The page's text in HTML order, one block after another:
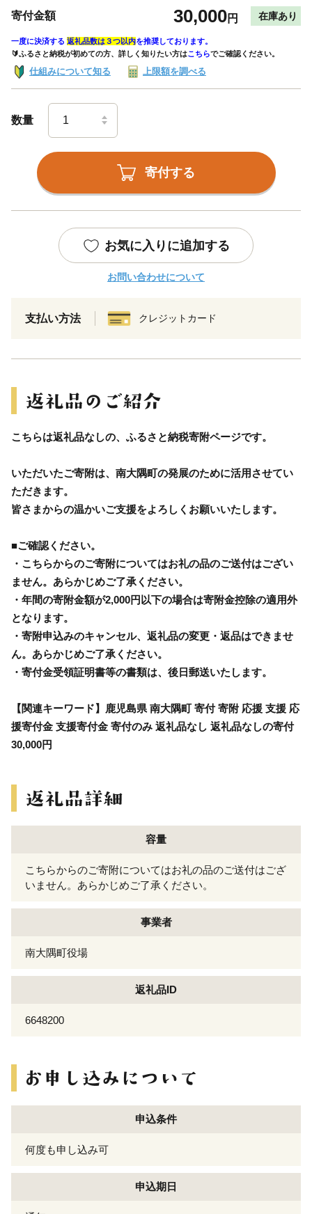
寄付金額 30,000円 在庫あり
一度に決済する 返礼品数は３つ以内を推奨しております。
🔰ふるさと納税が初めての方、詳しく知りたい方はこちらでご確認ください。
仕組みについて知る 上限額を調べる
数量
寄付する
お気に入りに追加する
お問い合わせについて
支払い方法 クレジットカード
こちらは返礼品なしの、ふるさと納税寄附ページです。
いただいたご寄附は、南大隅町の発展のために活用させてい
ただきます。
皆さまからの温かいご支援をよろしくお願いいたします。
■ご確認ください。
・こちらからのご寄附についてはお礼の品のご送付はござい
ません。あらかじめご了承ください。
・年間の寄附金額が2,000円以下の場合は寄附金控除の適用外
となります。
・寄附申込みのキャンセル、返礼品の変更・返品はできませ
ん。あらかじめご了承ください。
・寄付金受領証明書等の書類は、後日郵送いたします。
【関連キーワード】鹿児島県 南大隅町 寄付 寄附 応援 支援 応
援寄付金 支援寄付金 寄付のみ 返礼品なし 返礼品なしの寄付
30,000円
容量
こちらからのご寄附についてはお礼の品のご送付はござ
いません。あらかじめご了承ください。
事業者
南大隅町役場
返礼品ID
6648200
申込条件
何度も申し込み可
申込期日